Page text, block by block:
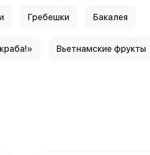
Гребешки Бакалея
Вьетнамские фрукты